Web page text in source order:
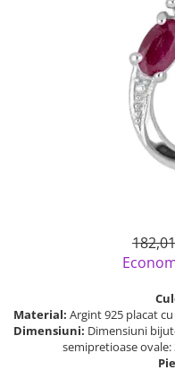
Bijuterii argint placat cu
Bijuterii argint cu diverse
Bijuterii argint cu murano
Bijuterii gotice si rock
Bijuterii Handmade
Casete si cutii de bijuterii
Solutii si lavete de
Material: Argint 925 placat
Dimensiuni: Dimensiuni
semipretioase